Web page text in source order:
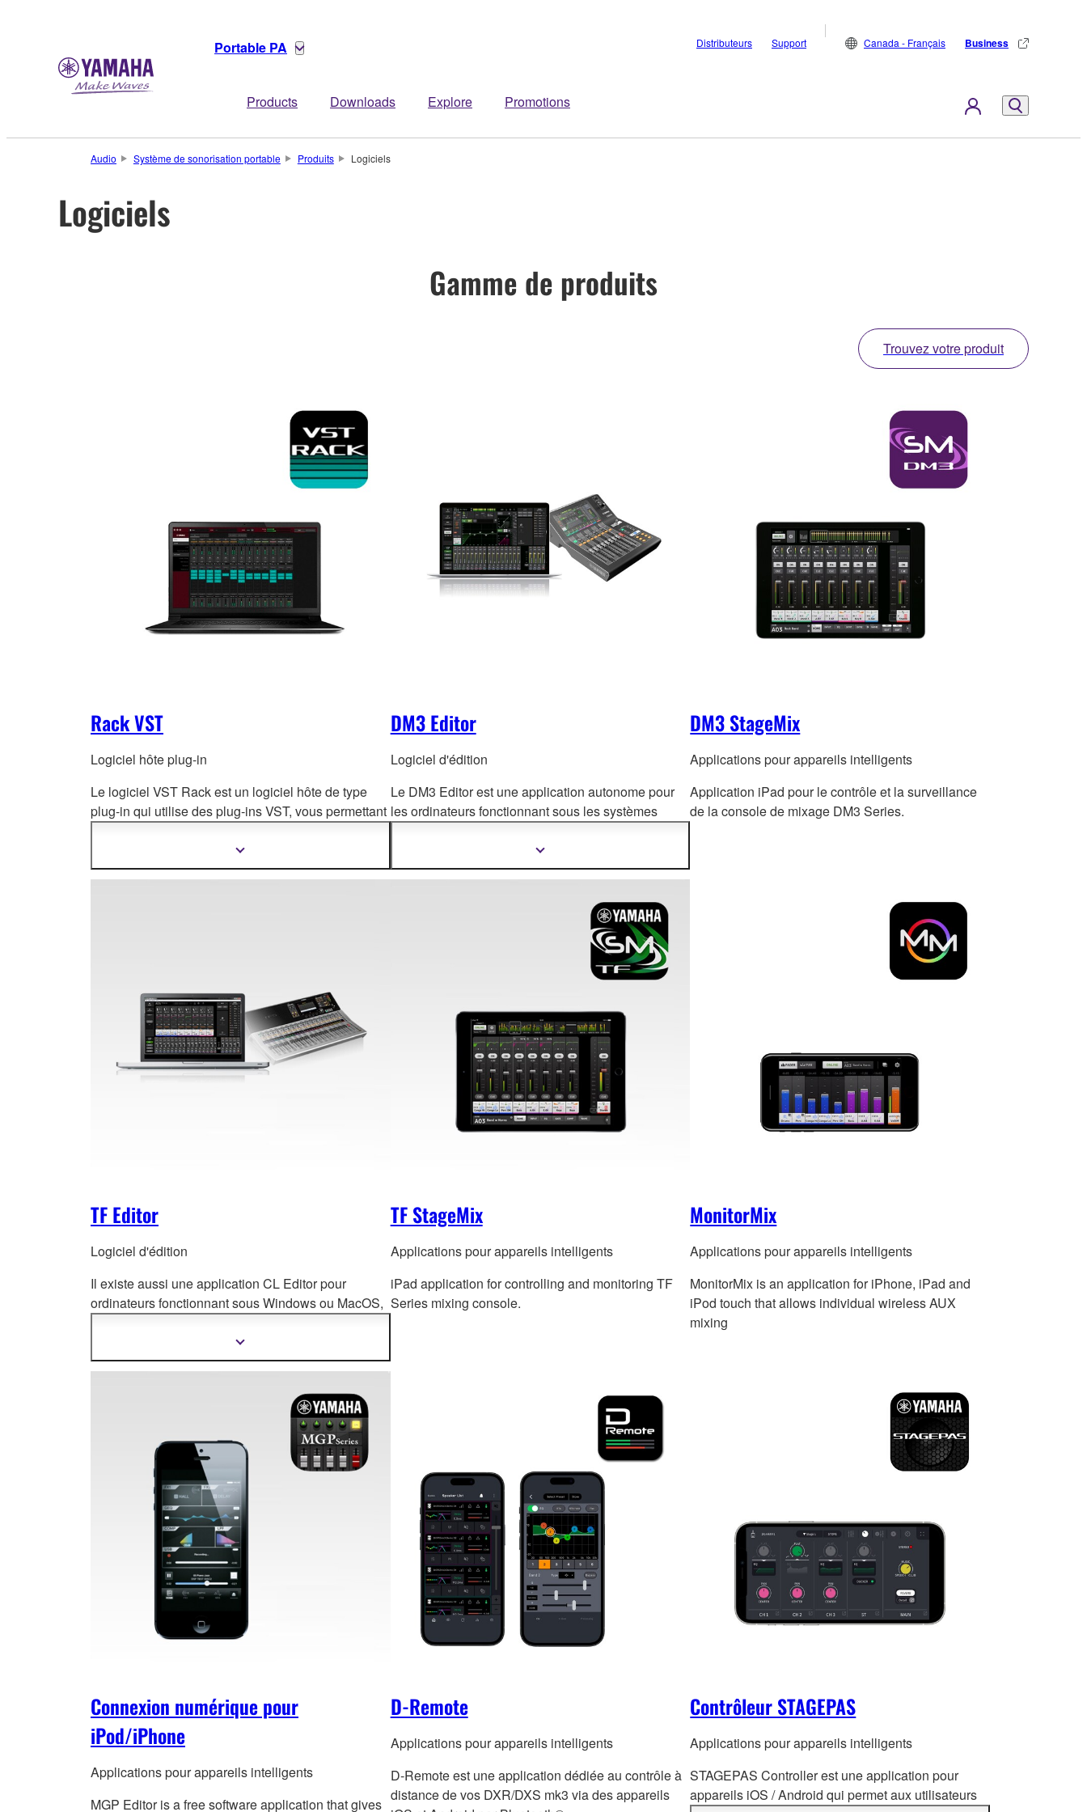
Portable PA
Products Downloads Explore Promotions
Distributeurs Support Canada - Français Business
Audio Système de sonorisation portable Produits Logiciels
Logiciels
Gamme de produits
Trouvez votre produit
Rack VST
Logiciel hôte plug-in
Le logiciel VST Rack est un logiciel hôte de type
plug-in qui utilise des plug-ins VST, vous permettant
Afficher
DM3 Editor
Logiciel d'édition
Le DM3 Editor est une application autonome pour
les ordinateurs fonctionnant sous les systèmes
un fonctionnement en ligne étendu et une
configuration et une édition hors ligne.
Afficher
DM3 StageMix
Applications pour appareils intelligents
Application iPad pour le contrôle et la surveillance
de la console de mixage DM3 Series.
TF Editor
Logiciel d'édition
Il existe aussi une application CL Editor pour
ordinateurs fonctionnant sous Windows ou MacOS,
configuration et l’édition hors ligne.
Afficher
TF StageMix
Applications pour appareils intelligents
iPad application for controlling and monitoring TF
Series mixing console.
MonitorMix
Applications pour appareils intelligents
MonitorMix is an application for iPhone, iPad and
iPod touch that allows individual wireless AUX
mixing
Connexion numérique pour
iPod/iPhone
Applications pour appareils intelligents
MGP Editor is a free software application that gives
D-Remote
Applications pour appareils intelligents
D-Remote est une application dédiée au contrôle à
distance de vos DXR/DXS mk3 via des appareils
Contrôleur STAGEPAS
Applications pour appareils intelligents
STAGEPAS Controller est une application pour
appareils iOS / Android qui permet aux utilisateurs